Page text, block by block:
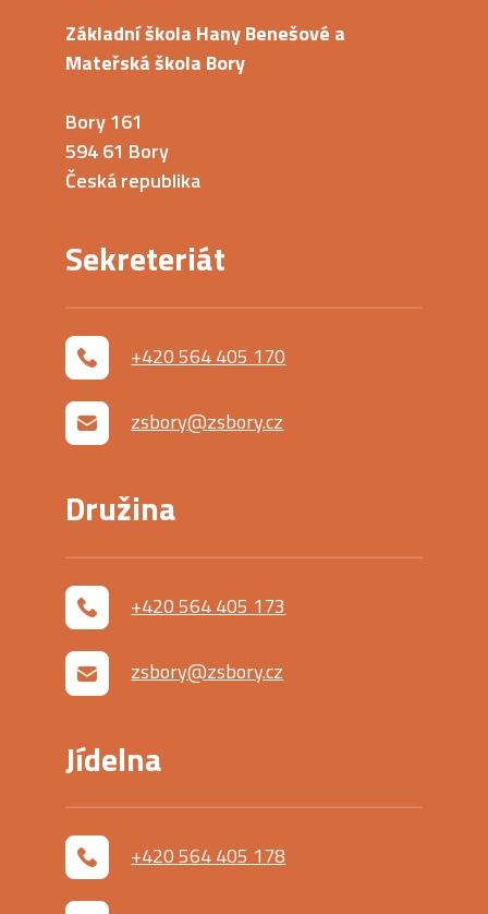
Základní škola Hany Benešové a
Mateřská škola Bory
Bory 161
594 61 Bory
Česká republika
Sekreteriát
+420 564 405 170
zsbory@zsbory.cz
Družina
+420 564 405 173
zsbory@zsbory.cz
Jídelna
+420 564 405 178